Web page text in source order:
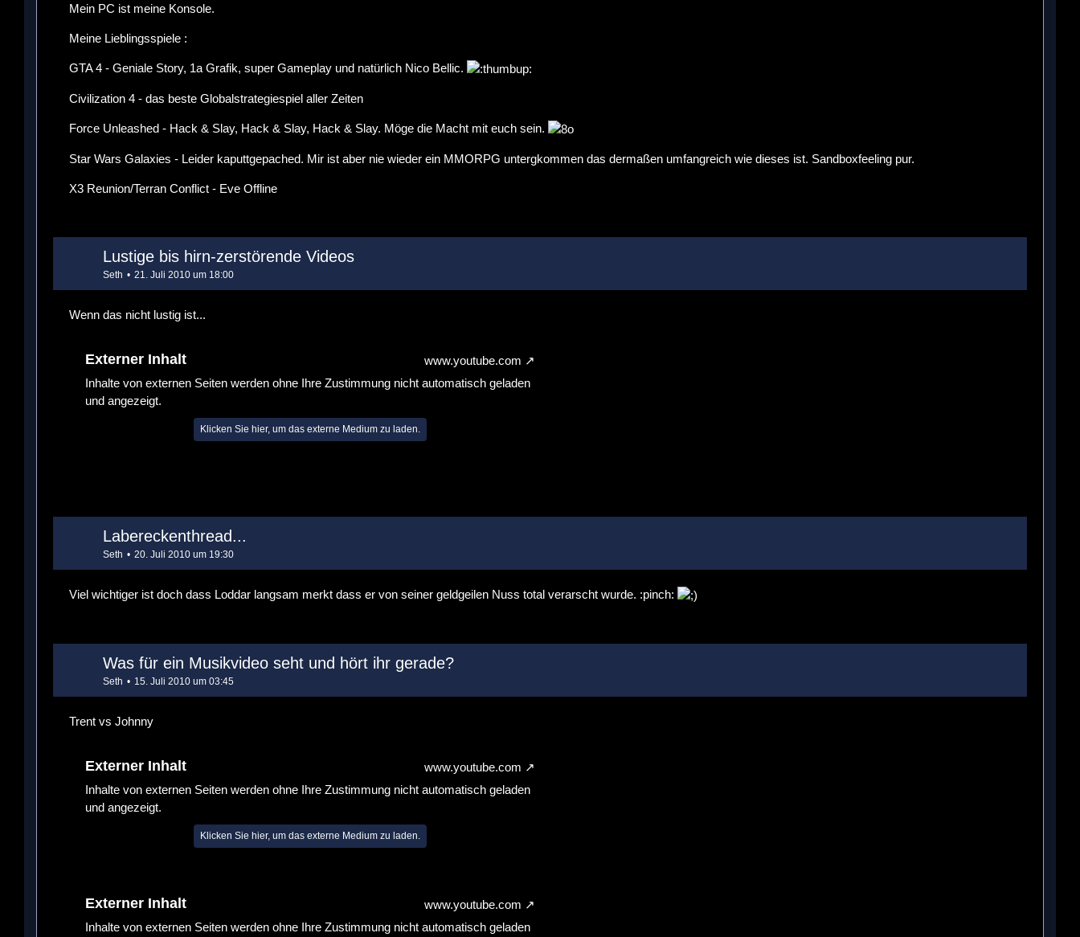
Mein PC ist meine Konsole.
Meine Lieblingsspiele :
GTA 4 - Geniale Story, 1a Grafik, super Gameplay und natürlich Nico Bellic.
Civilization 4 - das beste Globalstrategiespiel aller Zeiten
Force Unleashed - Hack & Slay, Hack & Slay, Hack & Slay. Möge die Macht mit euch sein.
Star Wars Galaxies - Leider kaputtgepached. Mir ist aber nie wieder ein MMORPG untergkommen das dermaßen umfangreich wie dieses ist. Sandboxfeeling pur.
X3 Reunion/Terran Conflict - Eve Offline
Lustige bis hirn-zerstörende Videos
Seth 21. Juli 2010 um 18:00
Wenn das nicht lustig ist...
Externer Inhalt
www.youtube.com
Inhalte von externen Seiten werden ohne Ihre Zustimmung nicht automatisch geladen
und angezeigt.
Klicken Sie hier, um das externe Medium zu laden.
Labereckenthread...
Seth 20. Juli 2010 um 19:30
Viel wichtiger ist doch dass Loddar langsam merkt dass er von seiner geldgeilen Nuss total verarscht wurde. :pinch:
Was für ein Musikvideo seht und hört ihr gerade?
Seth 15. Juli 2010 um 03:45
Trent vs Johnny
Externer Inhalt
www.youtube.com
Inhalte von externen Seiten werden ohne Ihre Zustimmung nicht automatisch geladen
und angezeigt.
Klicken Sie hier, um das externe Medium zu laden.
Externer Inhalt
www.youtube.com
Inhalte von externen Seiten werden ohne Ihre Zustimmung nicht automatisch geladen